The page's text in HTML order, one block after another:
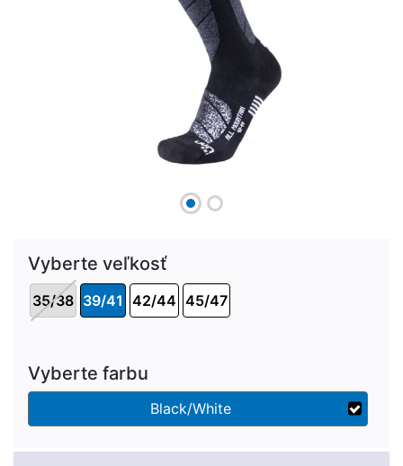
Vyberte veľkosť
35/38 39/41 42/44 45/47
Vyberte farbu
Black/White